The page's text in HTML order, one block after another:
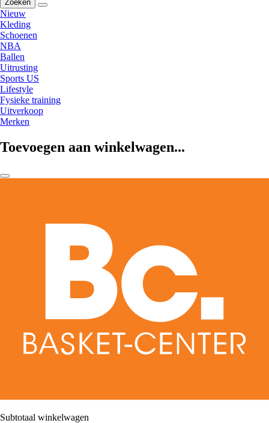
Zoeken
Nieuw
Kleding
Schoenen
NBA
Ballen
Uitrusting
Sports US
Lifestyle
Fysieke training
Uitverkoop
Merken
Toevoegen aan winkelwagen...
Subtotaal winkelwagen